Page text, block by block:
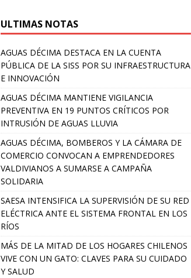
ULTIMAS NOTAS
AGUAS DÉCIMA DESTACA EN LA CUENTA
PÚBLICA DE LA SISS POR SU INFRAESTRUCTURA
E INNOVACIÓN
AGUAS DÉCIMA MANTIENE VIGILANCIA
PREVENTIVA EN 19 PUNTOS CRÍTICOS POR
INTRUSIÓN DE AGUAS LLUVIA
AGUAS DÉCIMA, BOMBEROS Y LA CÁMARA DE
COMERCIO CONVOCAN A EMPRENDEDORES
VALDIVIANOS A SUMARSE A CAMPAÑA
SOLIDARIA
SAESA INTENSIFICA LA SUPERVISIÓN DE SU RED
ELÉCTRICA ANTE EL SISTEMA FRONTAL EN LOS
RÍOS
MÁS DE LA MITAD DE LOS HOGARES CHILENOS
VIVE CON UN GATO: CLAVES PARA SU CUIDADO
Y SALUD